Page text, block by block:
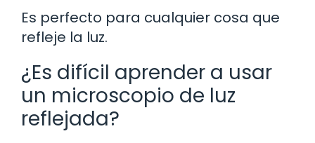
Es perfecto para cualquier cosa que
refleje la luz.
¿Es difícil aprender a usar
un microscopio de luz
reflejada?